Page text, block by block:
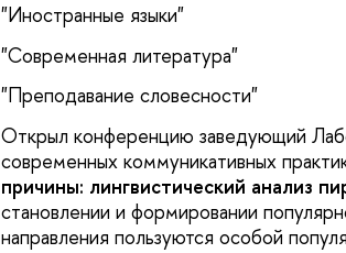
"Иностранные языки"
"Современная литература"
"Преподавание словесности"
Открыл конференцию заведующий
современных коммуникативных
причины: лингвистический анализ
становлении и формировании
направления пользуются особой